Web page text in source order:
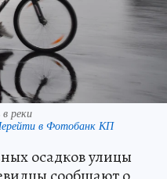
реки
в Фотобанк КП
осадков улицы